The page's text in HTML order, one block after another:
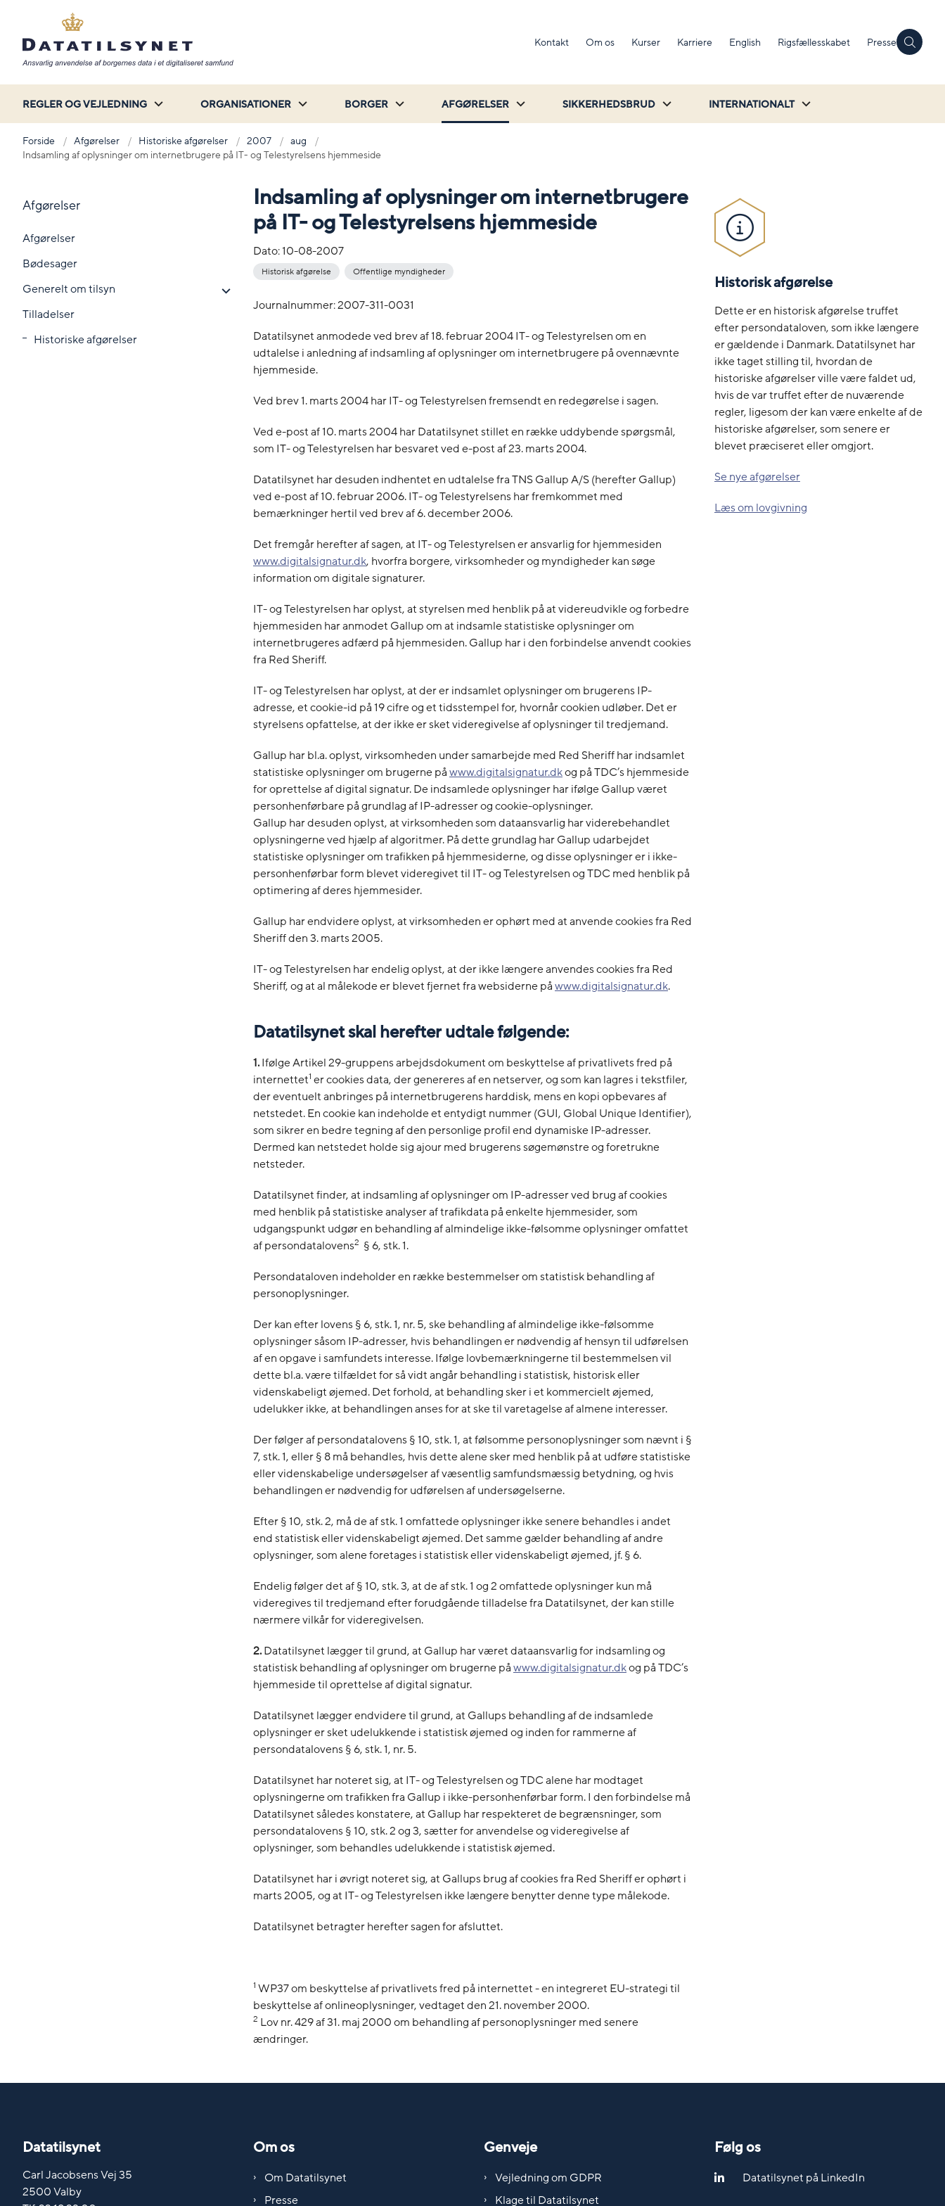
Kontakt Om os Kurser Karriere English Rigsfællesskabet Presse
REGLER OG VEJLEDNING ORGANISATIONER BORGER AFGØRELSER SIKKERHEDSBRUD INTERNATIONALT
Forside Afgørelser Historiske afgørelser 2007
aug
Indsamling af oplysninger om internetbrugere på IT- og Telestyrelsens hjemmeside
Afgørelser
Afgørelser
Bødesager
Generelt om tilsyn
Tilladelser
Historiske afgørelser
Indsamling af oplysninger om internetbrugere
på IT- og Telestyrelsens hjemmeside
Dato:10-08-2007
Historisk afgørelse Offentlige myndigheder
Journalnummer: 2007-311-0031
Datatilsynet anmodede ved brev af 18. februar 2004 IT- og Telestyrelsen om en
udtalelse i anledning af indsamling af oplysninger om internetbrugere på ovennævnte
hjemmeside.
Ved brev 1. marts 2004 har IT- og Telestyrelsen fremsendt en redegørelse i sagen.
Ved e-post af 10. marts 2004 har Datatilsynet stillet en række uddybende spørgsmål,
som IT- og Telestyrelsen har besvaret ved e-post af 23. marts 2004.
Datatilsynet har desuden indhentet en udtalelse fra TNS Gallup A/S (herefter Gallup)
ved e-post af 10. februar 2006. IT- og Telestyrelsens har fremkommet med
bemærkninger hertil ved brev af 6. december 2006.
Det fremgår herefter af sagen, at IT- og Telestyrelsen er ansvarlig for hjemmesiden
www.digitalsignatur.dk, hvorfra borgere, virksomheder og myndigheder kan søge
information om digitale signaturer.
IT- og Telestyrelsen har oplyst, at styrelsen med henblik på at videreudvikle og forbedre
hjemmesiden har anmodet Gallup om at indsamle statistiske oplysninger om
internetbrugeres adfærd på hjemmesiden. Gallup har i den forbindelse anvendt cookies
fra Red Sheriff.
IT- og Telestyrelsen har oplyst, at der er indsamlet oplysninger om brugerens IP-
adresse, et cookie-id på 19 cifre og et tidsstempel for, hvornår cookien udløber. Det er
styrelsens opfattelse, at der ikke er sket videregivelse af oplysninger til tredjemand.
Gallup har bl.a. oplyst, virksomheden under samarbejde med Red Sheriff har indsamlet
statistiske oplysninger om brugerne påwww.digitalsignatur.dkog på TDC’s hjemmeside
for oprettelse af digital signatur. De indsamlede oplysninger har ifølge Gallup været
personhenførbare på grundlag af IP-adresser og cookie-oplysninger.
Gallup har desuden oplyst, at virksomheden som dataansvarlig har viderebehandlet
oplysningerne ved hjælp af algoritmer. På dette grundlag har Gallup udarbejdet
statistiske oplysninger om trafikken på hjemmesiderne, og disse oplysninger er i ikke-
personhenførbar form blevet videregivet til IT- og Telestyrelsen og TDC med henblik på
optimering af deres hjemmesider.
Gallup har endvidere oplyst, at virksomheden er ophørt med at anvende cookies fra Red
Sheriff den 3. marts 2005.
IT- og Telestyrelsen har endelig oplyst, at der ikke længere anvendes cookies fra Red
Sheriff, og at al målekode er blevet fjernet fra websiderne påwww.digitalsignatur.dk.
Datatilsynet skal herefter udtale følgende:
1.Ifølge Artikel 29-gruppens arbejdsdokument om beskyttelse af privatlivets fred på
internettet1 er cookies data, der genereres af en netserver, og som kan lagres i tekstfiler,
der eventuelt anbringes på internetbrugerens harddisk, mens en kopi opbevares af
netstedet. En cookie kan indeholde et entydigt nummer (GUI, Global Unique Identifier),
som sikrer en bedre tegning af den personlige profil end dynamiske IP-adresser.
Dermed kan netstedet holde sig ajour med brugerens søgemønstre og foretrukne
netsteder.
Datatilsynet finder, at indsamling af oplysninger om IP-adresser ved brug af cookies
med henblik på statistiske analyser af trafikdata på enkelte hjemmesider, som
udgangspunkt udgør en behandling af almindelige ikke-følsomme oplysninger omfattet
af persondatalovens2 § 6, stk. 1.
Persondataloven indeholder en række bestemmelser om statistisk behandling af
personoplysninger.
Der kan efter lovens § 6, stk. 1, nr. 5, ske behandling af almindelige ikke-følsomme
oplysninger såsom IP-adresser, hvis behandlingen er nødvendig af hensyn til udførelsen
af en opgave i samfundets interesse. Ifølge lovbemærkningerne til bestemmelsen vil
dette bl.a. være tilfældet for så vidt angår behandling i statistisk, historisk eller
videnskabeligt øjemed. Det forhold, at behandling sker i et kommercielt øjemed,
udelukker ikke, at behandlingen anses for at ske til varetagelse af almene interesser.
Der følger af persondatalovens § 10, stk. 1, at følsomme personoplysninger som nævnt i §
7, stk. 1, eller § 8 må behandles, hvis dette alene sker med henblik på at udføre statistiske
eller videnskabelige undersøgelser af væsentlig samfundsmæssig betydning, og hvis
behandlingen er nødvendig for udførelsen af undersøgelserne.
Efter § 10, stk. 2, må de af stk. 1 omfattede oplysninger ikke senere behandles i andet
end statistisk eller videnskabeligt øjemed. Det samme gælder behandling af andre
oplysninger, som alene foretages i statistisk eller videnskabeligt øjemed, jf. § 6.
Endelig følger det af § 10, stk. 3, at de af stk. 1 og 2 omfattede oplysninger kun må
videregives til tredjemand efter forudgående tilladelse fra Datatilsynet, der kan stille
nærmere vilkår for videregivelsen.
2.Datatilsynet lægger til grund, at Gallup har været dataansvarlig for indsamling og
statistisk behandling af oplysninger om brugerne påwww.digitalsignatur.dkog på TDC’s
hjemmeside til oprettelse af digital signatur.
Datatilsynet lægger endvidere til grund, at Gallups behandling af de indsamlede
oplysninger er sket udelukkende i statistisk øjemed og inden for rammerne af
persondatalovens § 6, stk. 1, nr. 5.
Datatilsynet har noteret sig, at IT- og Telestyrelsen og TDC alene har modtaget
oplysningerne om trafikken fra Gallup i ikke-personhenførbar form. I den forbindelse må
Datatilsynet således konstatere, at Gallup har respekteret de begrænsninger, som
persondatalovens § 10, stk. 2 og 3, sætter for anvendelse og videregivelse af
oplysninger, som behandles udelukkende i statistisk øjemed.
Datatilsynet har i øvrigt noteret sig, at Gallups brug af cookies fra Red Sheriff er ophørt i
marts 2005, og at IT- og Telestyrelsen ikke længere benytter denne type målekode.
Datatilsynet betragter herefter sagen for afsluttet.
1 WP37 om beskyttelse af privatlivets fred på internettet - en integreret EU-strategi til
beskyttelse af onlineoplysninger, vedtaget den 21. november 2000.
2 Lov nr. 429 af 31. maj 2000 om behandling af personoplysninger med senere
ændringer.
Historisk afgørelse
Dette er en historisk afgørelse truffet
efter persondataloven, som ikke længere
er gældende i Danmark. Datatilsynet har
ikke taget stilling til, hvordan de
historiske afgørelser ville være faldet ud,
hvis de var truffet efter de nuværende
regler, ligesom der kan være enkelte af de
historiske afgørelser, som senere er
blevet præciseret eller omgjort.
Se nye afgørelser
Læs om lovgivning
Datatilsynet
Carl Jacobsens Vej 35
2500 Valby
Om os
Om Datatilsynet
Presse
Genveje
Vejledning om GDPR
Klage til Datatilsynet
Følg os
Datatilsynet på LinkedIn